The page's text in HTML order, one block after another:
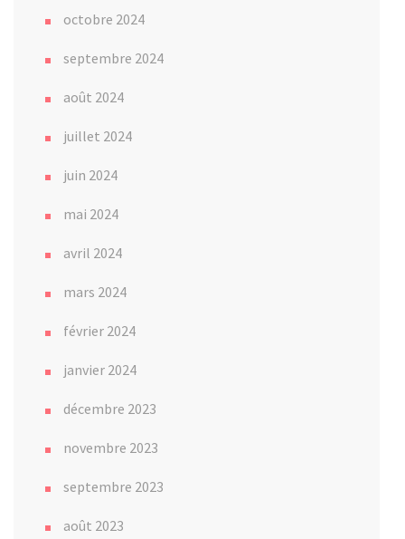
octobre 2024
septembre 2024
août 2024
juillet 2024
juin 2024
mai 2024
avril 2024
mars 2024
février 2024
janvier 2024
décembre 2023
novembre 2023
septembre 2023
août 2023